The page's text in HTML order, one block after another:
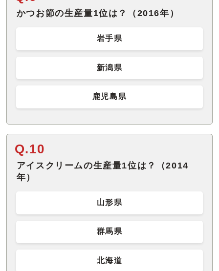
かつお節の生産量1位は？（2016年）
岩手県
新潟県
鹿児島県
Q.10
アイスクリームの生産量1位は？（2014
年）
山形県
群馬県
北海道